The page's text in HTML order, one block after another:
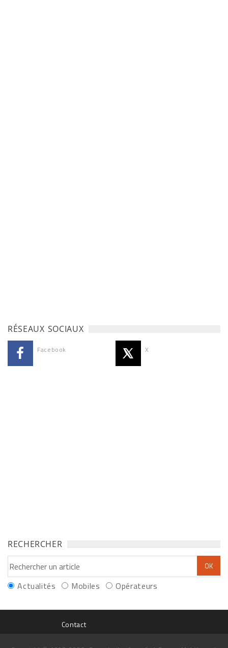
RÉSEAUX SOCIAUX
Facebook X
RECHERCHER
Actualités Mobiles Opérateurs
Contact